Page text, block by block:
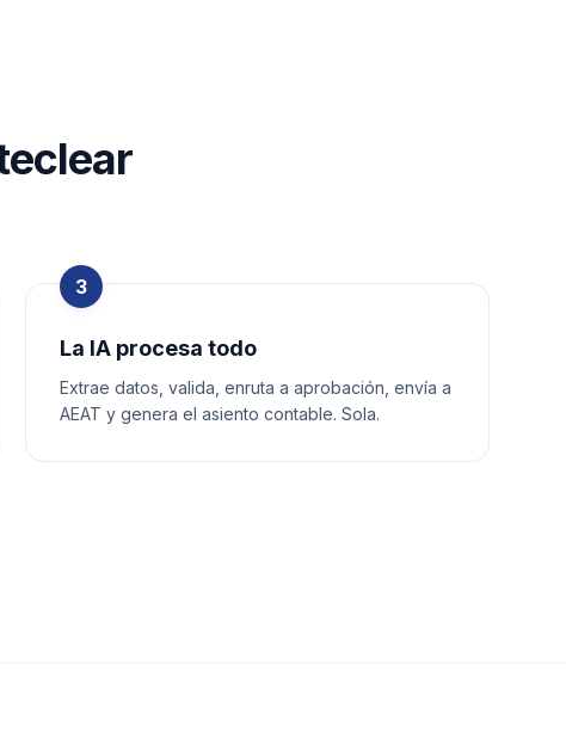
3
La IA procesa todo
Extrae datos, valida, enruta a aprobación, envía a
AEAT y genera el asiento contable. Sola.